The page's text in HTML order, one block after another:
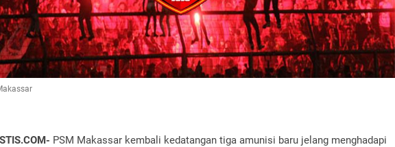
PSM Makassar kembali kedatangan tiga amunisi baru jelang menghadapi